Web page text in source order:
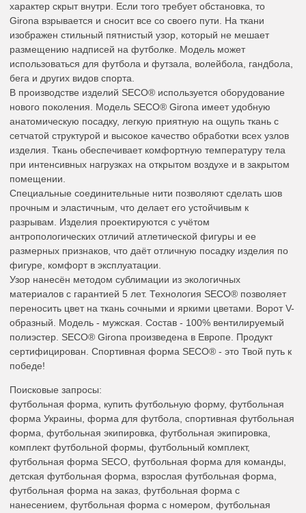
характер скрыт внутри. Если того требует обстановка, то
Girona взрывается и сносит все со своего пути. На ткани
изображен стильный пятнистый узор, который не мешает
размещению надписей на футболке. Модель может
использоваться для футбола и футзала, волейбола, гандбола,
бега и других видов спорта.
В производстве изделий SECO® используется оборудование
нового поколения. Модель SECO® Girona имеет удобную
анатомическую посадку, легкую приятную на ощупь ткань с
сетчатой структурой и высокое качество обработки всех узлов
изделия. Ткань обеспечивает комфортную температуру тела
при интенсивных нагрузках на открытом воздухе и в закрытом
помещении.
Специальные соединительные нити позволяют сделать шов
прочным и эластичным, что делает его устойчивым к
разрывам. Изделия проектируются с учётом
антропологических отличий атлетической фигуры и ее
размерных признаков, что даёт отличную посадку изделия по
фигуре, комфорт в эксплуатации.
Узор нанесён методом сублимации из экологичных
материалов с гарантией 5 лет. Технология SECO® позволяет
переносить цвет на ткань сочными и яркими цветами. Ворот V-
образный. Модель - мужская. Состав - 100% вентилируемый
полиэстер. SECO® Girona произведена в Европе. Продукт
сертифицирован. Спортивная форма SECO® - это Твой путь к
победе!
Поисковые запросы:
футбольная форма, купить футбольную форму, футбольная
форма Украины, форма для футбола, спортивная футбольная
форма, футбольная экипировка, футбольная экипировка,
комплект футбольной формы, футбольный комплект,
футбольная форма SECO, футбольная форма для команды,
детская футбольная форма, взрослая футбольная форма,
футбольная форма на заказ, футбольная форма с
нанесением, футбольная форма с номером, футбольная